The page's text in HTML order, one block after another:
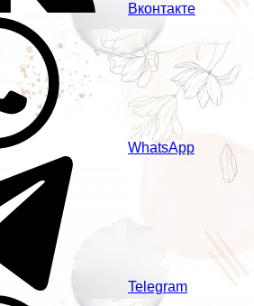
Вконтакте
WhatsApp
Telegram